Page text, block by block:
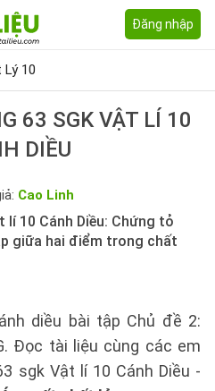
Đăng nhập
Lý 10
63 SGK VẬT LÍ 10
DIỀU
Cao Linh
10 Cánh Diều: Chứng tỏ
giữa hai điểm trong chất
diều bài tập Chủ đề 2:
Đọc tài liệu cùng các em
sgk Vật lí 10 Cánh Diều -